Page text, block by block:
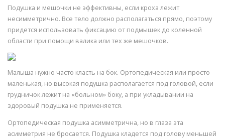
Подушка и мешочки не эффективны, если кроха лежит
несимметрично. Все тело должно располагаться прямо, поэтому
придется использовать фиксацию от подмышек до коленной
области при помощи валика или тех же мешочков.
Малыша нужно часто класть на бок. Ортопедическая или просто
маленькая, но высокая подушка располагается под головой, если
грудничок лежит на «больном» боку, а при укладывании на
здоровый подушка не применяется.
Ортопедическая подушка асимметрична, но в глаза эта
асимметрия не бросается. Подушка кладется под голову меньшей